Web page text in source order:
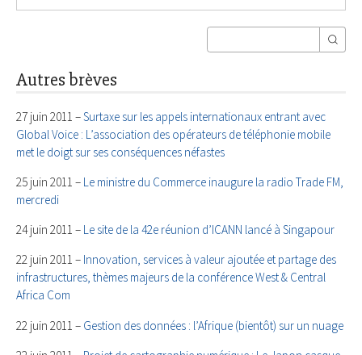
Autres brèves
27 juin 2011 –Surtaxe sur les appels internationaux entrant avec
Global Voice : L’association des opérateurs de téléphonie mobile
met le doigt sur ses conséquences néfastes
25 juin 2011 – Le ministre du Commerce inaugure la radio Trade FM,
mercredi
24 juin 2011 – Le site de la 42e réunion d’ICANN lancé à Singapour
22 juin 2011 – Innovation, services à valeur ajoutée et partage des
infrastructures, thèmes majeurs de la conférence West & Central
Africa Com
22 juin 2011 – Gestion des données : l’Afrique (bientôt) sur un nuage